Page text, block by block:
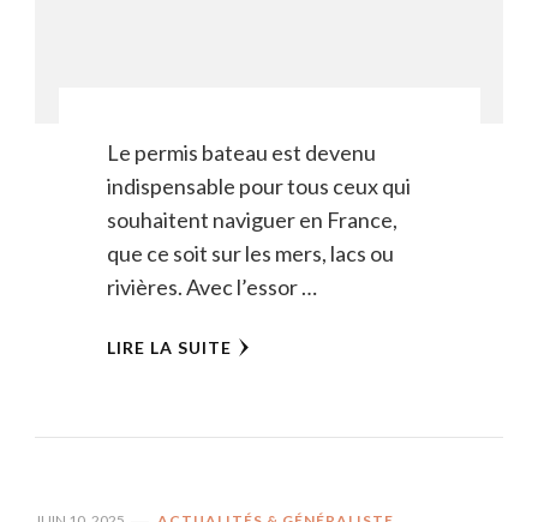
Le permis bateau est devenu
indispensable pour tous ceux qui
souhaitent naviguer en France,
que ce soit sur les mers, lacs ou
rivières. Avec l’essor …
LIRE LA SUITE